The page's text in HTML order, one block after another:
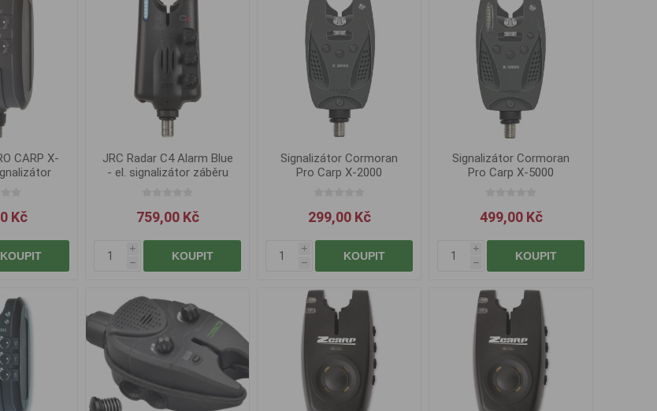
CARP X-
Kč
KOUPIT
JRC Radar C4 Alarm Blue
- el. signalizátor záběru
759,00 Kč
i
h
KOUPIT
Signalizátor Cormoran
Pro Carp X-2000
299,00 Kč
i
h
KOUPIT
Signalizátor Cormoran
Pro Carp X-5000
499,00 Kč
i
h
KOUPIT